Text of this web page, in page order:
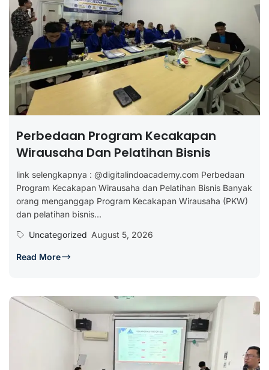
Perbedaan Program Kecakapan
Wirausaha Dan Pelatihan Bisnis
link selengkapnya : @digitalindoacademy.com Perbedaan
Program Kecakapan Wirausaha dan Pelatihan Bisnis Banyak
orang menganggap Program Kecakapan Wirausaha (PKW)
dan pelatihan bisnis...
Uncategorized August 5, 2026
Read More